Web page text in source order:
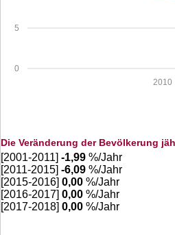
0
5
2010
Die Veränderung der Bevölkerung
[2001-2011] -1,99 %/Jahr
[2011-2015] -6,09 %/Jahr
[2015-2016] 0,00 %/Jahr
[2016-2017] 0,00 %/Jahr
[2017-2018] 0,00 %/Jahr